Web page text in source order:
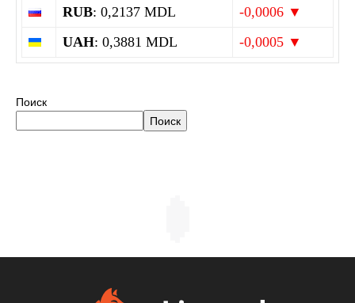
RUB: 0,2137 MDL
-0,0006 ▼
UAH: 0,3881 MDL -0,0005 ▼
Поиск
Поиск